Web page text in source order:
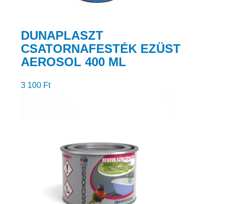
DUNAPLASZT
CSATORNAFESTÉK EZÜST
AEROSOL 400 ML
3 100 Ft